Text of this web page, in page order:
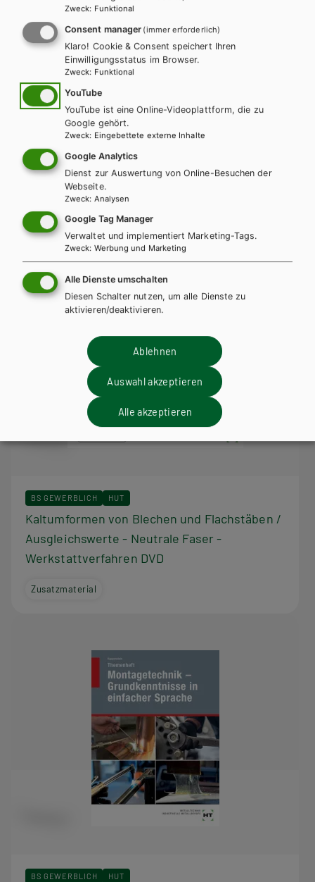
BS GEWERBLICH HUT
Formelsammlung für Metalltechnik
Lehrbuch
BS GEWERBLICH HUT
Kaltumformen von Blechen und Flachstäben /
Ausgleichswerte - Neutrale Faser -
Werkstattverfahren DVD
Zusatzmaterial
BS GEWERBLICH HUT
Zweck: Funktional
Consent manager (immer erforderlich)
Klaro! Cookie & Consent speichert Ihren
Einwilligungsstatus im Browser.
Zweck: Funktional
YouTube
YouTube ist eine Online-Videoplattform, die zu
Google gehört.
Zweck: Eingebettete externe Inhalte
Google Analytics
Dienst zur Auswertung von Online-Besuchen der
Webseite.
Zweck: Analysen
Google Tag Manager
Verwaltet und implementiert Marketing-Tags.
Zweck: Werbung und Marketing
Alle Dienste umschalten
Diesen Schalter nutzen, um alle Dienste zu
aktivieren/deaktivieren.
Ablehnen
Auswahl akzeptieren
Alle akzeptieren